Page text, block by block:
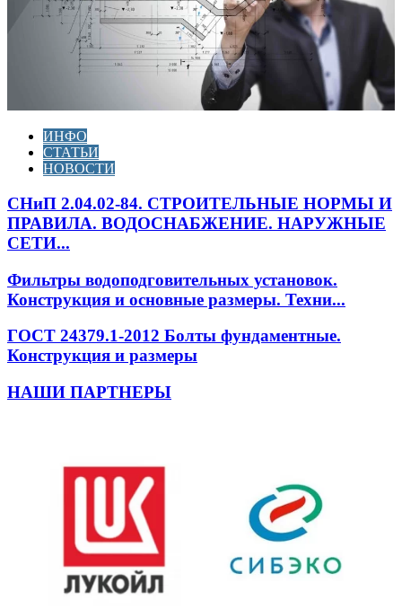
ИНФО
СТАТЬИ
НОВОСТИ
СНиП 2.04.02-84. СТРОИТЕЛЬНЫЕ НОРМЫ И
ПРАВИЛА. ВОДОСНАБЖЕНИЕ. НАРУЖНЫЕ
СЕТИ...
Фильтры водоподговительных установок.
Конструкция и основные размеры. Техни...
ГОСТ 24379.1-2012 Болты фундаментные.
Конструкция и размеры
НАШИ ПАРТНЕРЫ